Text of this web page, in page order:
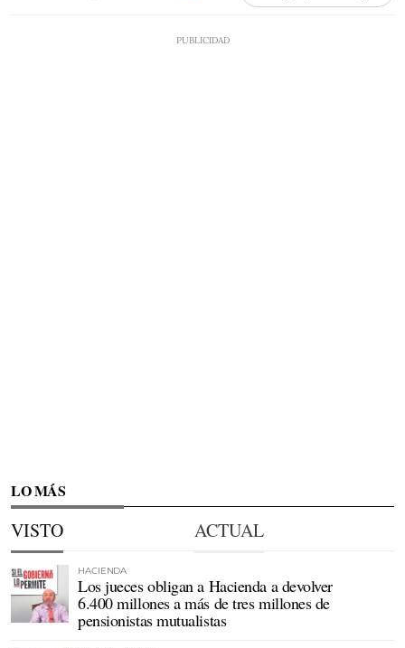
LO MÁS
VISTO ACTUAL
HACIENDA
Los jueces obligan a Hacienda a devolver
6.400 millones a más de tres millones de
pensionistas mutualistas